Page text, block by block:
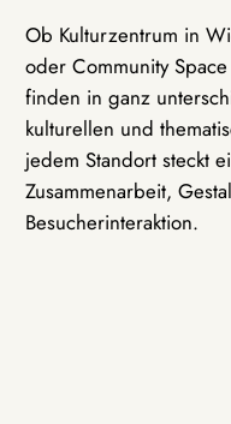
Ob Kulturzentrum in
oder Community
finden in ganz
kulturellen und
jedem Standort steckt
Zusammenarbeit,
Besucherinteraktion.